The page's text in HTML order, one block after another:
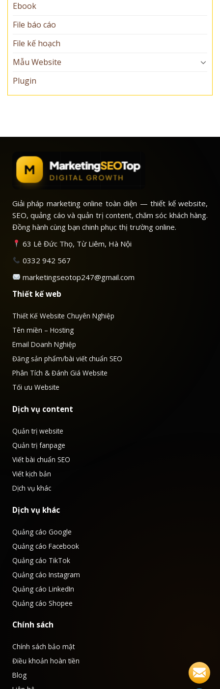
Ebook
File báo cáo
File kế hoạch
Mẫu Website
Plugin
Giải pháp marketing online toàn diện — thiết kế website,
SEO, quảng cáo và quản trị content, chăm sóc khách hàng.
Đồng hành cùng bạn chinh phục thị trường online.
63 Lê Đức Thọ, Từ Liêm, Hà Nội
0332 942 567
marketingseotop247@gmail.com
Thiết kế web
Thiết Kế Website Chuyên Nghiệp
Tên miền – Hosting
Email Doanh Nghiệp
Đăng sản phẩm/bài viết chuẩn SEO
Phân Tích & Đánh Giá Website
Tối ưu Website
Dịch vụ content
Quản trị website
Quản trị fanpage
Viết bài chuẩn SEO
Viết kịch bản
Dịch vụ khác
Dịch vụ khác
Quảng cáo Google
Quảng cáo Facebook
Quảng cáo TikTok
Quảng cáo Instagram
Quảng cáo LinkedIn
Quảng cáo Shopee
Chính sách
Chính sách bảo mật
Điều khoản hoàn tiền
Blog